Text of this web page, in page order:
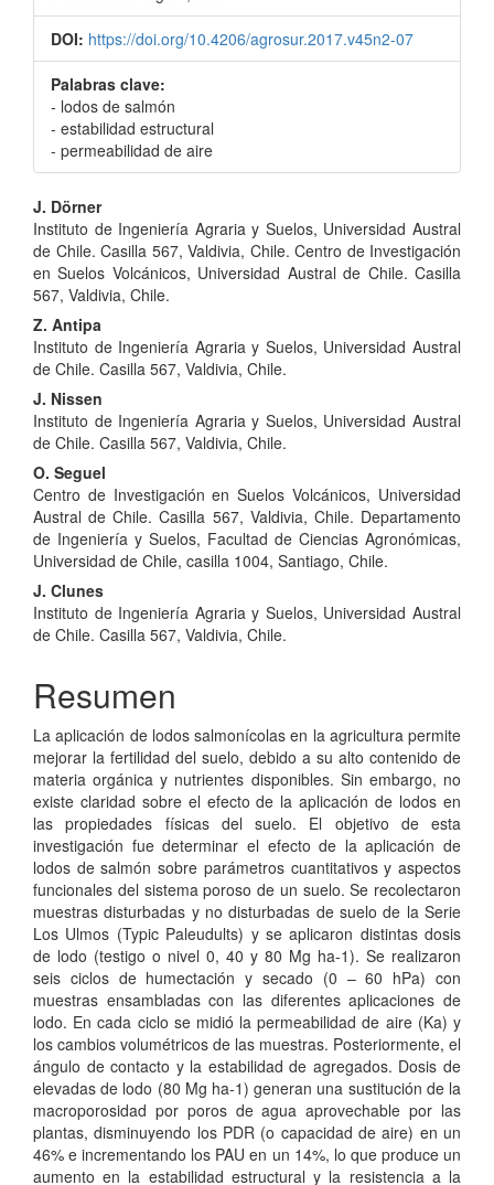
DOI: https://doi.org/10.4206/agrosur.2017.v45n2-07
Palabras clave:
- lodos de salmón
- estabilidad estructural
- permeabilidad de aire
Contenido
principal
del
artículo
J. Dörner
Instituto de Ingeniería Agraria y Suelos, Universidad Austral
de Chile. Casilla 567, Valdivia, Chile. Centro de Investigación
en Suelos Volcánicos, Universidad Austral de Chile. Casilla
567, Valdivia, Chile.
Z. Antipa
Instituto de Ingeniería Agraria y Suelos, Universidad Austral
de Chile. Casilla 567, Valdivia, Chile.
J. Nissen
Instituto de Ingeniería Agraria y Suelos, Universidad Austral
de Chile. Casilla 567, Valdivia, Chile.
O. Seguel
Centro de Investigación en Suelos Volcánicos, Universidad
Austral de Chile. Casilla 567, Valdivia, Chile. Departamento
de Ingeniería y Suelos, Facultad de Ciencias Agronómicas,
Universidad de Chile, casilla 1004, Santiago, Chile.
J. Clunes
Instituto de Ingeniería Agraria y Suelos, Universidad Austral
de Chile. Casilla 567, Valdivia, Chile.
Resumen
La aplicación de lodos salmonícolas en la agricultura permite
mejorar la fertilidad del suelo, debido a su alto contenido de
materia orgánica y nutrientes disponibles. Sin embargo, no
existe claridad sobre el efecto de la aplicación de lodos en
las propiedades físicas del suelo. El objetivo de esta
investigación fue determinar el efecto de la aplicación de
lodos de salmón sobre parámetros cuantitativos y aspectos
funcionales del sistema poroso de un suelo. Se recolectaron
muestras disturbadas y no disturbadas de suelo de la Serie
Los Ulmos (Typic Paleudults) y se aplicaron distintas dosis
de lodo (testigo o nivel 0, 40 y 80 Mg ha-1). Se realizaron
seis ciclos de humectación y secado (0 – 60 hPa) con
muestras ensambladas con las diferentes aplicaciones de
lodo. En cada ciclo se midió la permeabilidad de aire (Ka) y
los cambios volumétricos de las muestras. Posteriormente, el
ángulo de contacto y la estabilidad de agregados. Dosis de
elevadas de lodo (80 Mg ha-1) generan una sustitución de la
macroporosidad por poros de agua aprovechable por las
plantas, disminuyendo los PDR (o capacidad de aire) en un
46% e incrementando los PAU en un 14%, lo que produce un
aumento en la estabilidad estructural y la resistencia a la